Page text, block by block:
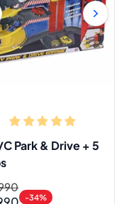
C Park & Drive + 5
-34%